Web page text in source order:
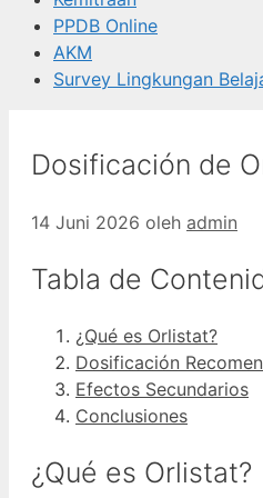
PPDB Online
AKM
Survey Lingkungan
Dosificación de
14 Juni 2026 oleh admin
Tabla de
¿Qué es Orlistat?
Dosificación
Efectos Secundarios
Conclusiones
¿Qué es Orlistat?